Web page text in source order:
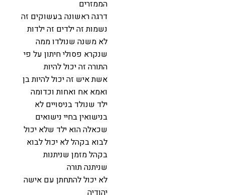
הממזרים
דרגה ראשונה בעשוקים זה
נשמות זה ילדים זה ילדות
לא משנה שנולדו ממה
שנקרא פסולי חיתון על פי
התורה זה יכול להיות
אשת איש זה יכול להיות בן
ואמא אח ואחות וכדומה
ילד שנולד בניסויים לא
בנישואין בחיי נישואים
שכאלה הוא ילד שלא יכול
לבוא בקהל לא יכול לבוא
בקהל מזמן שניתנות
שניתנה תורה
לא יכול להתחתן עם אישה
יהודיה